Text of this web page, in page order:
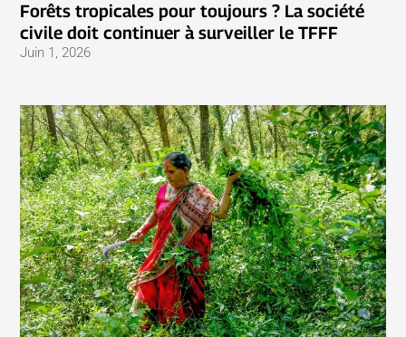
Forêts tropicales pour toujours ? La société
civile doit continuer à surveiller le TFFF
Juin 1, 2026